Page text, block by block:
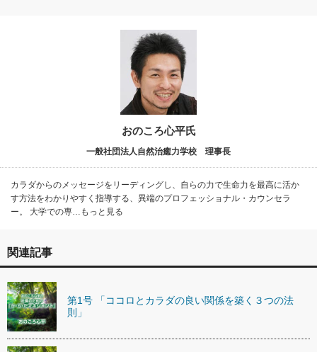
おのころ心平氏
一般社団法人自然治癒力学校 理事長
カラダからのメッセージをリーディングし、自らの力で生命力を最高に活か
す方法をわかりやすく指導する、異端のプロフェッショナル・カウンセラ
ー。 大学での専…もっと見る
関連記事
第1号 「ココロとカラダの良い関係を築く３つの法
則」